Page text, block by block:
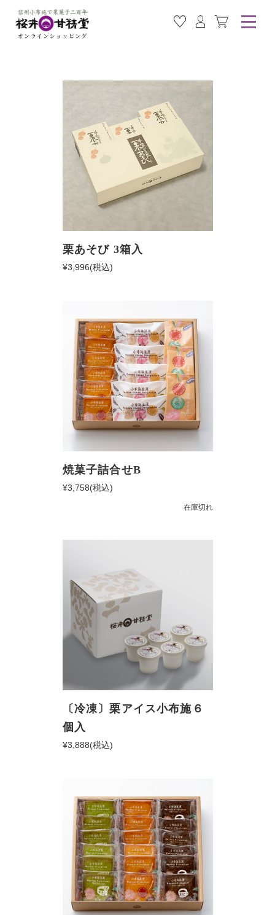
お気に入り商品
ログイン カート
栗あそび 3箱入
¥3,996(税込)
焼菓子詰合せB
¥3,758(税込)
在庫切れ
〔冷凍〕栗アイス小布施６
個入
¥3,888(税込)